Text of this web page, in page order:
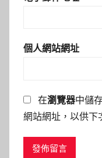
個人網站網址
在瀏覽器中儲
網站網址，以供下